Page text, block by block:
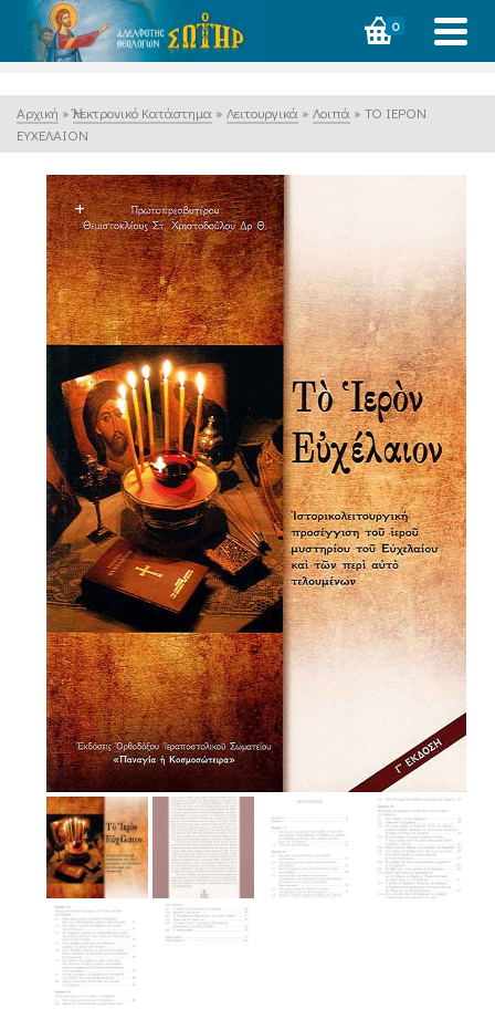
0
Αρχική » Ἠλεκτρονικό Κατάστημα » Λειτουργικά » Λοιπά » ΤΟ ΙΕΡΟΝ
ΕΥΧΕΛΑΙΟΝ